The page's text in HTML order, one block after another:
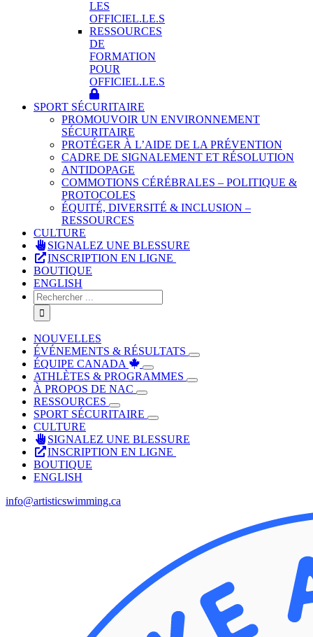
LES
OFFICIEL.LE.S
RESSOURCES
DE
FORMATION
POUR
OFFICIEL.LE.S
SPORT SÉCURITAIRE
PROMOUVOIR UN ENVIRONNEMENT
SÉCURITAIRE
PROTÉGER À L’AIDE DE LA PRÉVENTION
CADRE DE SIGNALEMENT ET RÉSOLUTION
ANTIDOPAGE
COMMOTIONS CÉRÉBRALES – POLITIQUE &
PROTOCOLES
ÉQUITÉ, DIVERSITÉ & INCLUSION –
RESSOURCES
CULTURE
SIGNALEZ UNE BLESSURE
INSCRIPTION EN LIGNE
BOUTIQUE
ENGLISH
Rechercher
:
NOUVELLES
ÉVÉNEMENTS & RÉSULTATS
ÉQUIPE CANADA
ATHLÈTES & PROGRAMMES
À PROPOS DE NAC
RESSOURCES
SPORT SÉCURITAIRE
CULTURE
SIGNALEZ UNE BLESSURE
INSCRIPTION EN LIGNE
BOUTIQUE
ENGLISH
info@artisticswimming.ca